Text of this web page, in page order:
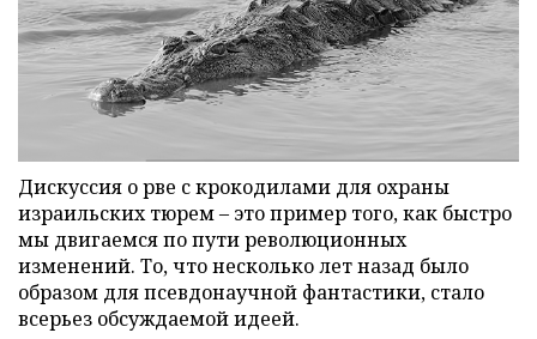
Дискуссия о рве с крокодилами для охраны
израильских тюрем – это пример того, как быстро
мы двигаемся по пути революционных
изменений. То, что несколько лет назад было
образом для псевдонаучной фантастики, стало
всерьез обсуждаемой идеей.